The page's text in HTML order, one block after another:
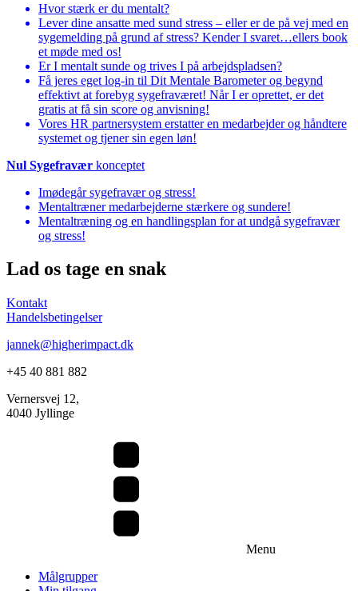
Hvor stærk er du mentalt?
Lever dine ansatte med sund stress – eller er de på vej med en
sygemelding på grund af stress? Kender I svaret…ellers book
et møde med os!
Er I mentalt sunde og trives I på arbejdspladsen?
Få jeres eget log-in til Dit Mentale Barometer og begynd
effektivt at forebyg sygefraværet! Når I er oprettet, er det
gratis at få sin score og anvisning!
Vores HR partnersystem erstatter en medarbejder og håndtere
systemet og tjener sin egen løn!
Nul Sygefravær konceptet
Imødegår sygefravær og stress!
Mentaltræner medarbejderne stærkere og sundere!
Mentaltræning og en handlingsplan for at undgå sygefravær
og stress!
Lad os tage en snak
Kontakt
Handelsbetingelser
jannek@higherimpact.dk
+45 40 881 882
Vernersvej 12,
4040 Jyllinge
Menu
Målgrupper